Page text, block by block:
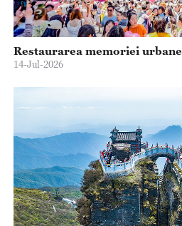
Restaurarea memoriei urbane
14-Jul-2026